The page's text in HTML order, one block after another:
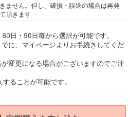
ません。但し、破損・誤送の場合は再発
頂きます
日・90日毎から選択が可能です。
に、マイページよりお手続きしてくだ
変更になる場合がございますのでご注
ることが可能です。